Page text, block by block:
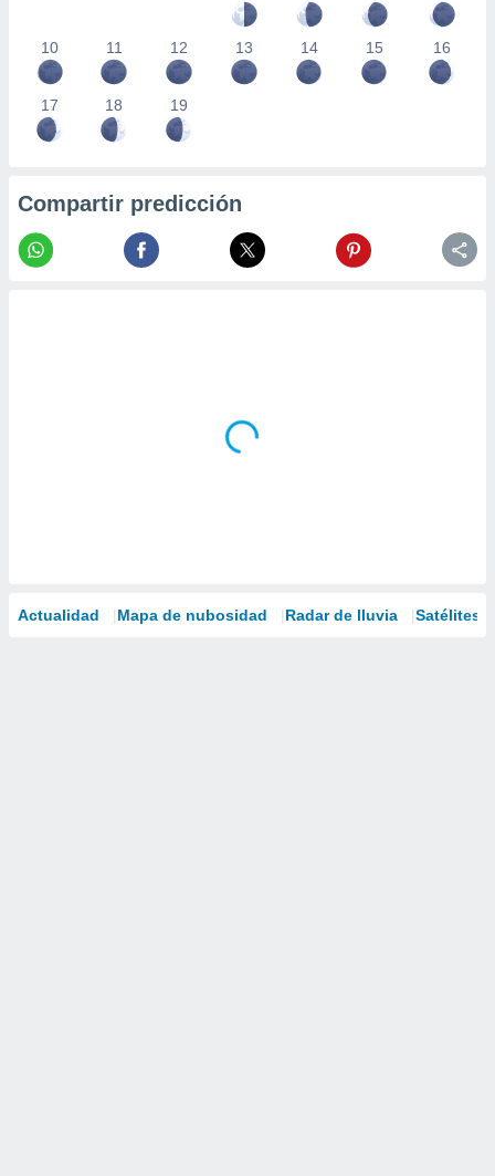
10 11 12 13 14 15 16
17 18 19
Compartir predicción
Actualidad Mapa de nubosidad Radar de lluvia Satélites